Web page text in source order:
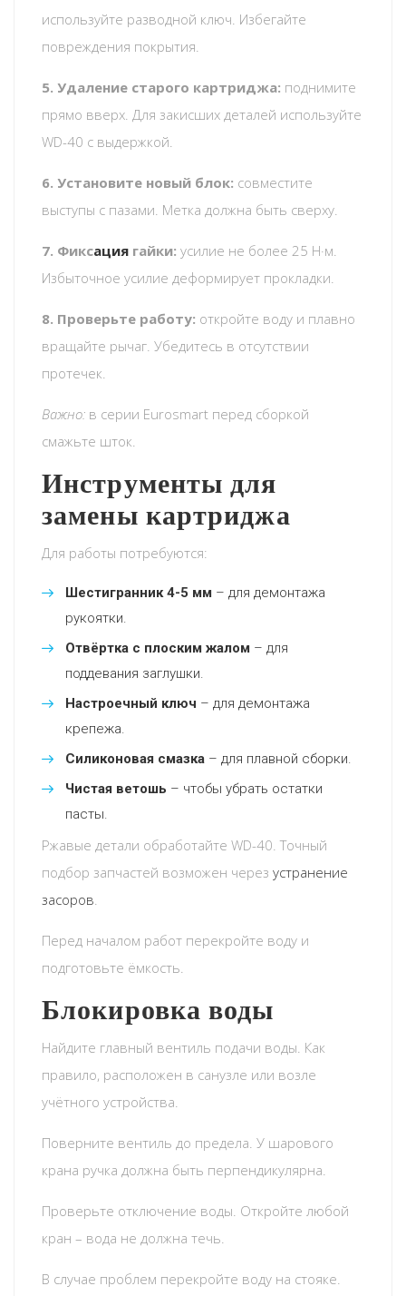
используйте разводной ключ. Избегайте
повреждения покрытия.
5. Удаление старого картриджа: поднимите
прямо вверх. Для закисших деталей используйте
WD-40 с выдержкой.
6. Установите новый блок: совместите
выступы с пазами. Метка должна быть сверху.
7. Фиксация гайки: усилие не более 25 Н·м.
Избыточное усилие деформирует прокладки.
8. Проверьте работу: откройте воду и плавно
вращайте рычаг. Убедитесь в отсутствии
протечек.
Важно: в серии Eurosmart перед сборкой
смажьте шток.
Инструменты для
замены картриджа
Для работы потребуются:
Шестигранник 4-5 мм – для демонтажа
рукоятки.
Отвёртка с плоским жалом – для
поддевания заглушки.
Настроечный ключ – для демонтажа
крепежа.
Силиконовая смазка – для плавной сборки.
Чистая ветошь – чтобы убрать остатки
пасты.
Ржавые детали обработайте WD-40. Точный
подбор запчастей возможен через устранение
засоров.
Перед началом работ перекройте воду и
подготовьте ёмкость.
Блокировка воды
Найдите главный вентиль подачи воды. Как
правило, расположен в санузле или возле
учётного устройства.
Поверните вентиль до предела. У шарового
крана ручка должна быть перпендикулярна.
Проверьте отключение воды. Откройте любой
кран – вода не должна течь.
В случае проблем перекройте воду на стояке.